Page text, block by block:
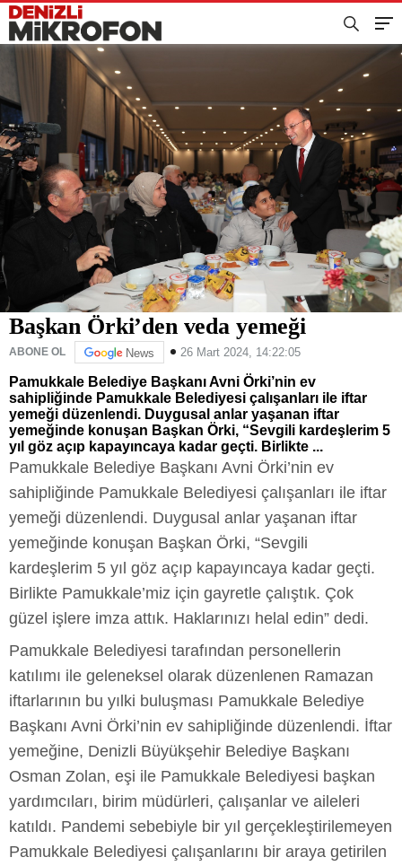
Başkan Örki’den veda yemeği
ABONE OL News 26 Mart 2024, 14:22:05
Pamukkale Belediye Başkanı Avni Örki’nin ev
sahipliğinde Pamukkale Belediyesi çalışanları ile iftar
yemeği düzenlendi. Duygusal anlar yaşanan iftar
yemeğinde konuşan Başkan Örki, “Sevgili kardeşlerim 5
yıl göz açıp kapayıncaya kadar geçti. Birlikte ...
Pamukkale Belediye Başkanı Avni Örki’nin ev
sahipliğinde Pamukkale Belediyesi çalışanları ile iftar
yemeği düzenlendi. Duygusal anlar yaşanan iftar
yemeğinde konuşan Başkan Örki, “Sevgili
kardeşlerim 5 yıl göz açıp kapayıncaya kadar geçti.
Birlikte Pamukkale’miz için gayretle çalıştık. Çok
güzel işlere imza attık. Haklarınızı helal edin” dedi.
Pamukkale Belediyesi tarafından personellerin
katılımı ile geleneksel olarak düzenlenen Ramazan
iftarlarının bu yılki buluşması Pamukkale Belediye
Başkanı Avni Örki’nin ev sahipliğinde düzenlendi. İftar
yemeğine, Denizli Büyükşehir Belediye Başkanı
Osman Zolan, eşi ile Pamukkale Belediyesi başkan
yardımcıları, birim müdürleri, çalışanlar ve aileleri
katıldı. Pandemi sebebiyle bir yıl gerçekleştirilemeyen
Pamukkale Belediyesi çalışanlarını bir araya getirilen